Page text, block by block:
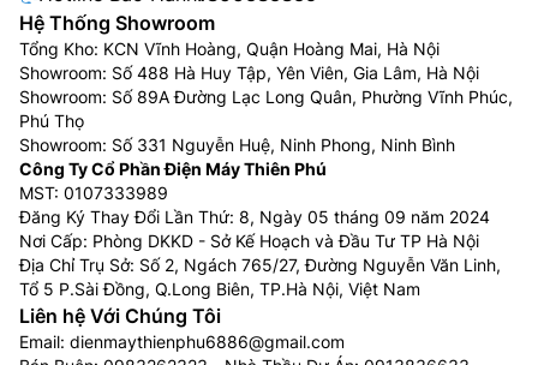
Hệ Thống Showroom
Tổng Kho: KCN Vĩnh Hoàng, Quận Hoàng Mai, Hà Nội
Showroom: Số 488 Hà Huy Tập, Yên Viên, Gia Lâm, Hà Nội
Showroom: Số 89A Đường Lạc Long Quân, Phường Vĩnh Phúc,
Phú Thọ
Showroom: Số 331 Nguyễn Huệ, Ninh Phong, Ninh Bình
Công Ty Cổ Phần Điện Máy Thiên Phú
MST: 0107333989
Đăng Ký Thay Đổi Lần Thứ: 8, Ngày 05 tháng 09 năm 2024
Nơi Cấp: Phòng DKKD - Sở Kế Hoạch và Đầu Tư TP Hà Nội
Địa Chỉ Trụ Sở: Số 2, Ngách 765/27, Đường Nguyễn Văn Linh,
Tổ 5 P.Sài Đồng, Q.Long Biên, TP.Hà Nội, Việt Nam
Liên hệ Với Chúng Tôi
Email: dienmaythienphu6886@gmail.com